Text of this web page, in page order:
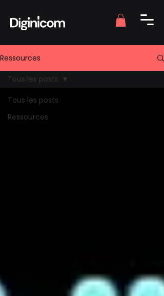
Ressources
Tous les posts
Ressources
Tous les posts